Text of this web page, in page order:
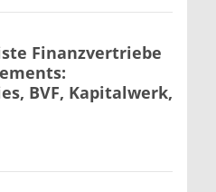
Finanzvertriebe
BVF, Kapitalwerk,